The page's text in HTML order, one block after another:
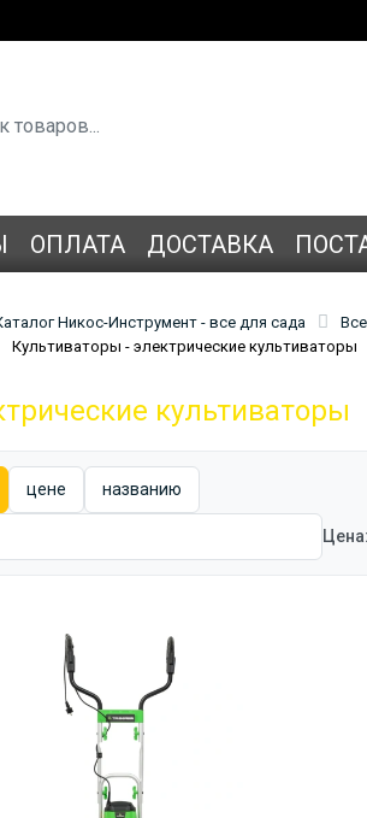
ОПЛАТА ДОСТАВКА
Никос-Инструмент - все для сада
Культиваторы - электрические культиваторы
культиваторы
цене названию
Цена: